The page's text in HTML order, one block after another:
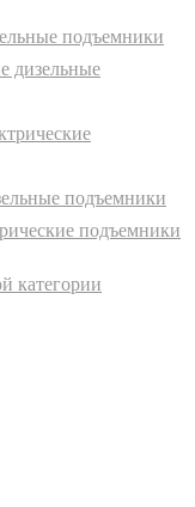
подъемники
дизельные
подъемники
подъемники
категории